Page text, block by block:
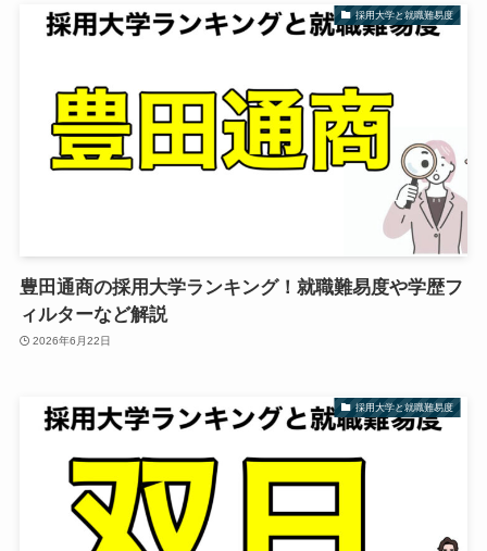
採用大学と就職難易度
豊田通商の採用大学ランキング！就職難易度や学歴フ
ィルターなど解説
2026年6月22日
採用大学と就職難易度